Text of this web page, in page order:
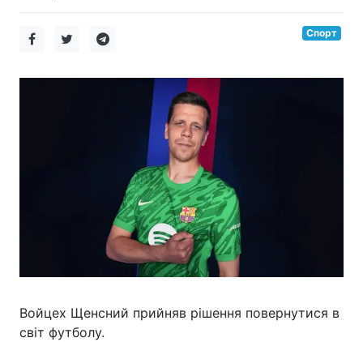
Спорт
Войцех Щенсний прийняв рішення повернутися в
світ футболу.